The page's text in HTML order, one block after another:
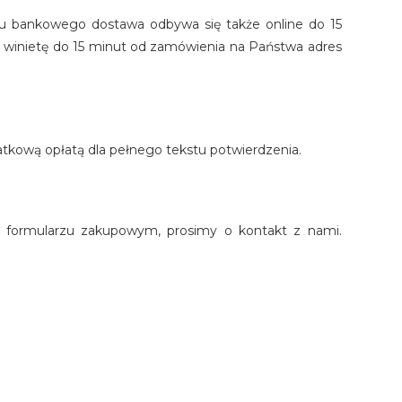
dostawa odbywa się także online do 15
do 15 minut od zamówienia na Państwa adres
opłatą dla pełnego tekstu potwierdzenia.
zakupowym, prosimy o kontakt z nami.